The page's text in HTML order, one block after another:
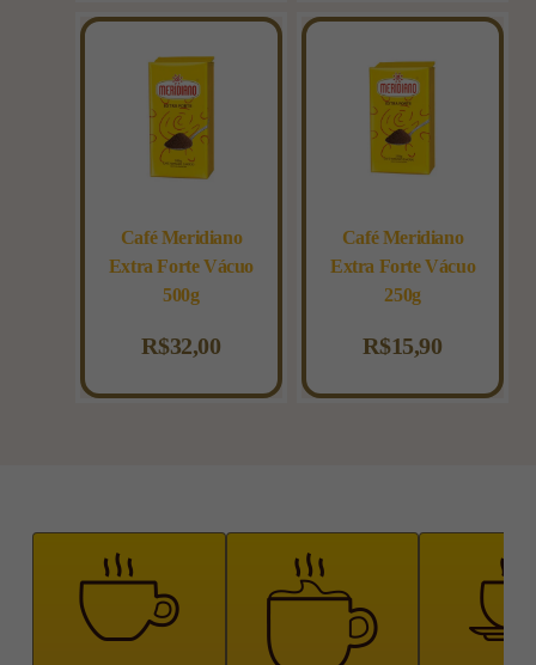
Café Meridiano
Extra Forte Vácuo
500g
R$32,00
Café Meridiano
Extra Forte Vácuo
250g
R$15,90